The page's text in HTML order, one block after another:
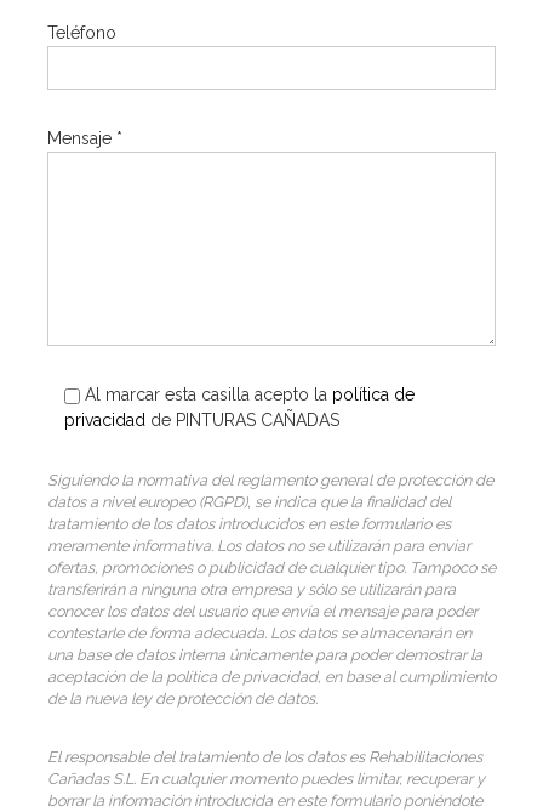
Teléfono
Mensaje *
Al marcar esta casilla acepto la política de
privacidadde PINTURAS CAÑADAS
Siguiendo la normativa del reglamento general de protección de
datos a nivel europeo (RGPD), se indica que la finalidad del
tratamiento de los datos introducidos en este formulario es
meramente informativa. Los datos no se utilizarán para enviar
ofertas, promociones o publicidad de cualquier tipo. Tampoco se
transferirán a ninguna otra empresa y sólo se utilizarán para
conocer los datos del usuario que envía el mensaje para poder
contestarle de forma adecuada. Los datos se almacenarán en
una base de datos interna únicamente para poder demostrar la
aceptación de la política de privacidad, en base al cumplimiento
de la nueva ley de protección de datos.
El responsable del tratamiento de los datos es Rehabilitaciones
Cañadas S.L. En cualquier momento puedes limitar, recuperar y
borrar la información introducida en este formulario poniéndote